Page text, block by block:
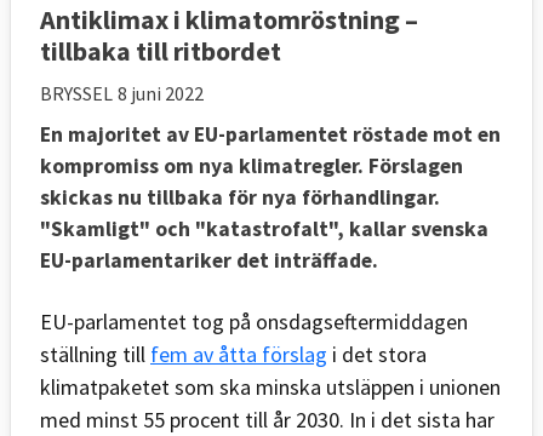
Antiklimax i klimatomröstning –
tillbaka till ritbordet
BRYSSEL 8 juni 2022
En majoritet av EU-parlamentet röstade mot en
kompromiss om nya klimatregler. Förslagen
skickas nu tillbaka för nya förhandlingar.
"Skamligt" och "katastrofalt", kallar svenska
EU-parlamentariker det inträffade.
EU-parlamentet tog på onsdagseftermiddagen
ställning till fem av åtta förslag i det stora
klimatpaketet som ska minska utsläppen i unionen
med minst 55 procent till år 2030. In i det sista har